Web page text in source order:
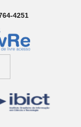
4251